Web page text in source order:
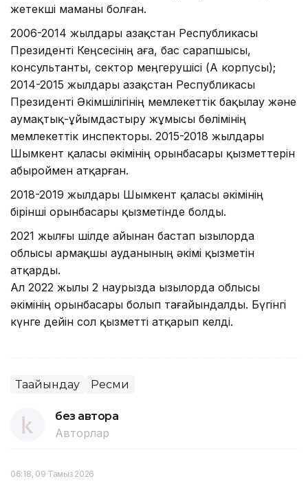
жетекші маманы болған.
2006-2014 жылдары Қазақстан Республикасы
Президенті Кеңсесінің аға, бас сарапшысы,
консультанты, сектор меңгерушісі (А корпусы);
2014-2015 жылдары Қазақстан Республикасы
Президенті Әкімшілігінің мемлекеттік бақылау және
аумақтық-ұйымдастыру жұмысы бөлімінің
мемлекеттік инспекторы. 2015-2018 жылдары
Шымкент қаласы әкімінің орынбасары қызметтерін
абыроймен атқарған.
2018-2019 жылдары Шымкент қаласы әкімінің
бірінші орынбасары қызметінде болды.
2021 жылғы шілде айынан бастап Қызылорда
облысы Қармақшы ауданының әкімі қызметін
атқарды.
Ал 2022 жылы 2 наурызда Қызылорда облысы
әкімінің орынбасары болып тағайындалды. Бүгінгі
күнге дейін сол қызметті атқарып келді.
Тағайындау Ресми
без автора
Авторлар
06:18, 09 Тамыз 2026